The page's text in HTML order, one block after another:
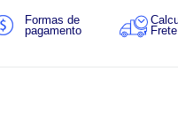
Formas de
pagamento